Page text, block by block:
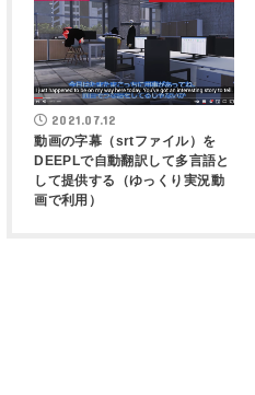
2021.07.12
動画の字幕（srtファイル）を
DEEPLで自動翻訳して多言語と
して提供する（ゆっくり実況動
画で利用）